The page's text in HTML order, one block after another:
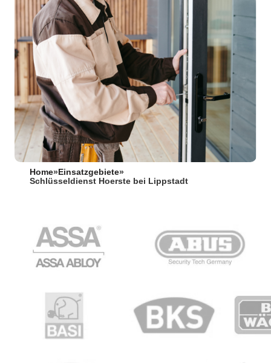
Home» Einsatzgebiete»
Schlüsseldienst Hoerste bei Lippstadt